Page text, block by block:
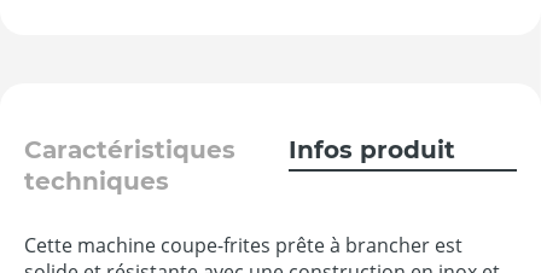
Caractéristiques
techniques
Infos produit
Cette machine coupe-frites prête à brancher est